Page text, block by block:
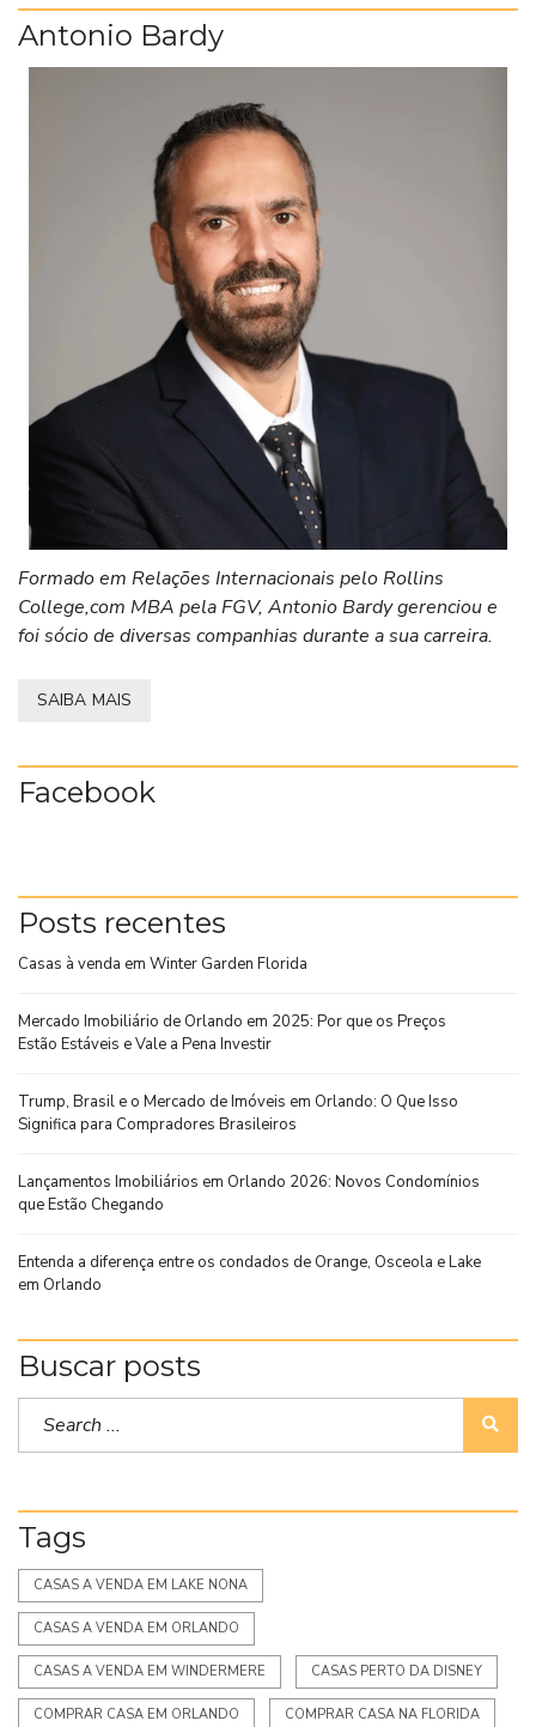
Antonio Bardy
Formado em Relações Internacionais pelo Rollins
College,com MBA pela FGV, Antonio Bardy gerenciou e
foi sócio de diversas companhias durante a sua carreira.
SAIBA MAIS
Facebook
Posts recentes
Casas à venda em Winter Garden Florida
Mercado Imobiliário de Orlando em 2025: Por que os Preços
Estão Estáveis e Vale a Pena Investir
Trump, Brasil e o Mercado de Imóveis em Orlando: O Que Isso
Significa para Compradores Brasileiros
Lançamentos Imobiliários em Orlando 2026: Novos Condomínios
que Estão Chegando
Entenda a diferença entre os condados de Orange, Osceola e Lake
em Orlando
Buscar posts
Tags
CASAS A VENDA EM LAKE NONA
CASAS A VENDA EM ORLANDO
CASAS A VENDA EM WINDERMERE CASAS PERTO DA DISNEY
COMPRAR CASA EM ORLANDO COMPRAR CASA NA FLORIDA